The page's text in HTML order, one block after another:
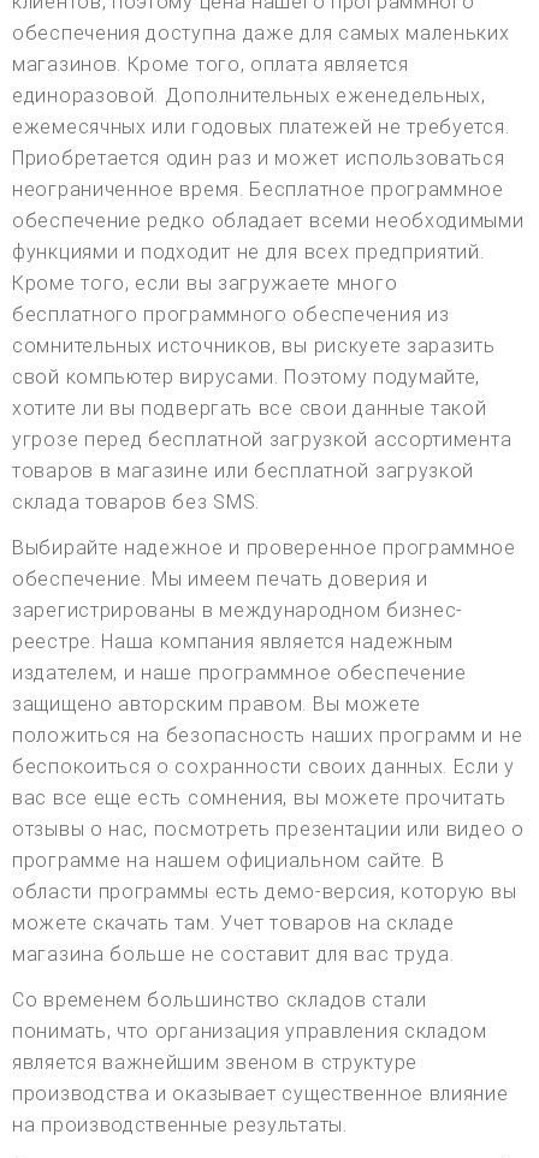
обеспечения доступна даже для самых маленьких
магазинов. Кроме того, оплата является
единоразовой. Дополнительных еженедельных,
ежемесячных или годовых платежей не требуется.
Приобретается один раз и может использоваться
неограниченное время. Бесплатное программное
обеспечение редко обладает всеми необходимыми
функциями и подходит не для всех предприятий.
Кроме того, если вы загружаете много
бесплатного программного обеспечения из
сомнительных источников, вы рискуете заразить
свой компьютер вирусами. Поэтому подумайте,
хотите ли вы подвергать все свои данные такой
угрозе перед бесплатной загрузкой ассортимента
товаров в магазине или бесплатной загрузкой
склада товаров без SMS.
Выбирайте надежное и проверенное программное
обеспечение. Мы имеем печать доверия и
зарегистрированы в международном бизнес-
реестре. Наша компания является надежным
издателем, и наше программное обеспечение
защищено авторским правом. Вы можете
положиться на безопасность наших программ и не
беспокоиться о сохранности своих данных. Если у
вас все еще есть сомнения, вы можете прочитать
отзывы о нас, посмотреть презентации или видео о
программе на нашем официальном сайте. В
области программы есть демо-версия, которую вы
можете скачать там. Учет товаров на складе
магазина больше не составит для вас труда.
Со временем большинство складов стали
понимать, что организация управления складом
является важнейшим звеном в структуре
производства и оказывает существенное влияние
на производственные результаты.